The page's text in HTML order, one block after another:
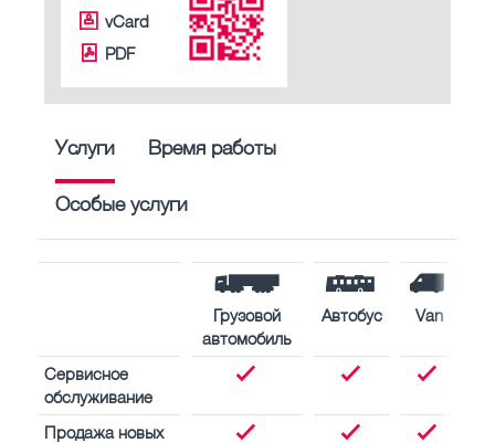
vCard
PDF
Услуги Время работы
Особые услуги
Грузовой
автомобиль
Автобус Van
Сервисное
обслуживание
Продажа новых